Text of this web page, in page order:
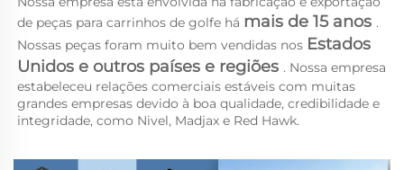
de peças para carrinhos de golfe há mais de 15 anos .
Nossas peças foram muito bem vendidas nos Estados
Unidos e outros países e regiões . Nossa empresa
estabeleceu relações comerciais estáveis com muitas
grandes empresas devido à boa qualidade, credibilidade e
integridade, como Nivel, Madjax e Red Hawk.